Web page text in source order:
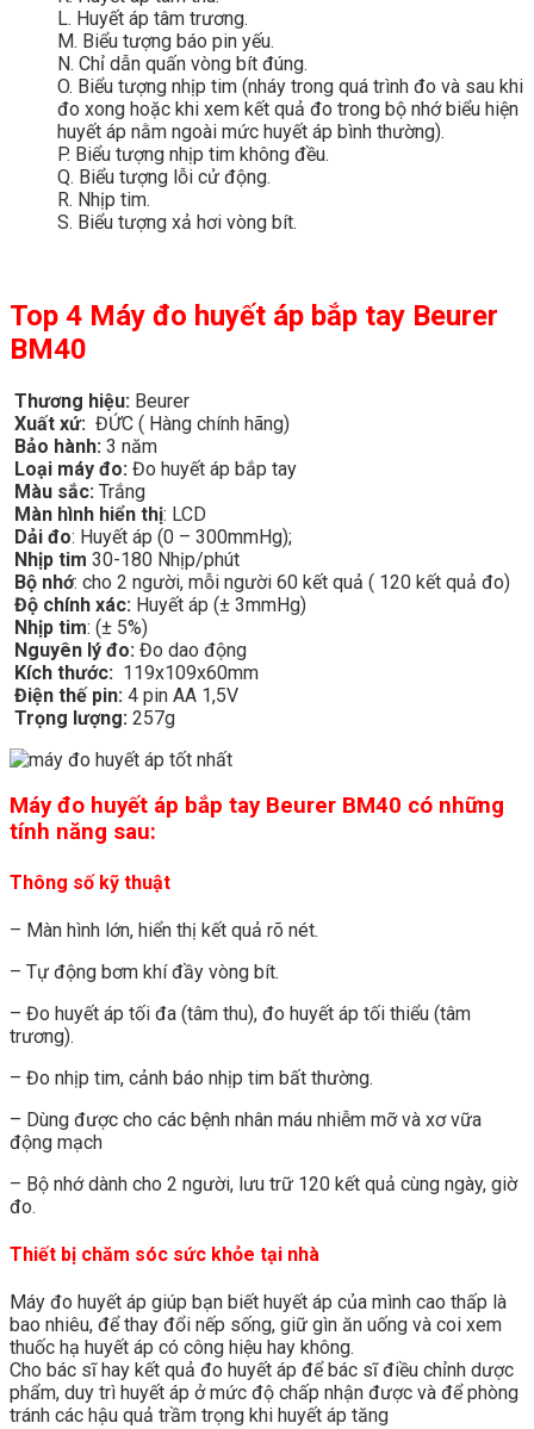
L. Huyết áp tâm trương.
M. Biểu tượng báo pin yếu.
N. Chỉ dẫn quấn vòng bít đúng.
O. Biểu tượng nhịp tim (nháy trong quá trình đo và sau khi
đo xong hoặc khi xem kết quả đo trong bộ nhớ biểu hiện
huyết áp nằm ngoài mức huyết áp bình thường).
P. Biểu tượng nhịp tim không đều.
Q. Biểu tượng lỗi cử động.
R. Nhịp tim.
S. Biểu tượng xả hơi vòng bít.
Top 4 Máy đo huyết áp bắp tay Beurer
BM40
Thương hiệu: Beurer
Xuất xứ: ĐỨC ( Hàng chính hãng)
Bảo hành: 3 năm
Loại máy đo: Đo huyết áp bắp tay
Màu sắc: Trắng
Màn hình hiển thị: LCD
Dải đo: Huyết áp (0 – 300mmHg);
Nhịp tim 30-180 Nhịp/phút
Bộ nhớ: cho 2 người, mỗi người 60 kết quả ( 120 kết quả đo)
Độ chính xác: Huyết áp (± 3mmHg)
Nhịp tim: (± 5%)
Nguyên lý đo: Đo dao động
Kích thước: 119x109x60mm
Điện thế pin: 4 pin AA 1,5V
Trọng lượng: 257g
Máy đo huyết áp bắp tay Beurer BM40 có những
tính năng sau:
Thông số kỹ thuật
– Màn hình lớn, hiển thị kết quả rõ nét.
– Tự động bơm khí đầy vòng bít.
– Đo huyết áp tối đa (tâm thu), đo huyết áp tối thiểu (tâm
trương).
– Đo nhịp tim, cảnh báo nhịp tim bất thường.
– Dùng được cho các bệnh nhân máu nhiễm mỡ và xơ vữa
động mạch
– Bộ nhớ dành cho 2 người, lưu trữ 120 kết quả cùng ngày, giờ
đo.
Thiết bị chăm sóc sức khỏe tại nhà
Máy đo huyết áp giúp bạn biết huyết áp của mình cao thấp là
bao nhiêu, để thay đổi nếp sống, giữ gìn ăn uống và coi xem
thuốc hạ huyết áp có công hiệu hay không.
Cho bác sĩ hay kết quả đo huyết áp để bác sĩ điều chỉnh dược
phẩm, duy trì huyết áp ở mức độ chấp nhận được và để phòng
tránh các hậu quả trầm trọng khi huyết áp tăng